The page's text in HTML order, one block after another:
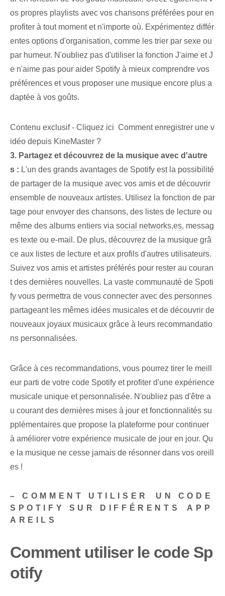
os propres ⁢playlists avec vos chansons préférées pour en
profiter à tout moment⁣ et n'importe où. Expérimentez différ
entes options d'organisation, comme les trier par sexe ou
par humeur. N'oubliez pas d'utiliser la fonction J'aime et J
e n'aime pas pour aider Spotify à mieux comprendre vos
préférences et vous proposer une musique encore plus a
daptée à vos goûts.
Contenu exclusif - Cliquez ici Comment enregistrer une v
idéo depuis KineMaster ?
3. Partagez et découvrez de la musique avec d'autre
s : L'un des grands avantages de Spotify est la possibilité
de partager de la musique avec vos amis et de découvrir
ensemble de nouveaux artistes. Utilisez​ la​ fonction de par
tage​ pour envoyer des chansons, des listes de lecture ou
même des albums entiers via social networks,es, ⁢messag
es texte ou e-mail. De plus, découvrez de la musique grâ
ce⁢ aux⁣ listes de lecture et aux profils d'autres⁢ utilisateurs.
Suivez vos amis et artistes préférés pour rester au couran
t des dernières nouvelles. La vaste communauté de Spoti
fy vous permettra de vous connecter avec des personnes
partageant les mêmes idées musicales et de découvrir de
nouveaux joyaux musicaux grâce à leurs recommandatio
ns personnalisées.
Grâce à ces recommandations, vous pourrez tirer le meill
eur parti de votre code Spotify et profiter d'une expérience
musicale unique et personnalisée. N'oubliez pas d'être a
u courant des dernières mises à jour et fonctionnalités su
pplémentaires que propose la plateforme pour continuer
à améliorer votre expérience musicale de jour en jour. Qu
e la musique ne cesse jamais de résonner dans vos oreill
es !
– COMMENT UTILISER⁢ UN CODE
SPOTIFY ‌SUR DIFFÉRENTS ⁤APP
AREILS
Comment utiliser le code Sp
otify